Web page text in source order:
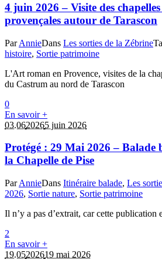
4 juin 2026 – Visite des
provençales autour de Tarascon
ParAnnieDans Les sorties de la Zébrine
histoire, Sortie patrimoine
L'Art roman en Provence, visites de la
du Castrum au nord de Tarascon
0
En savoir +
03.0620265 juin 2026
Protégé : 29 Mai 2026 – Balade
la Chapelle de Pise
ParAnnieDans Itinéraire balade, Les
2026, Sortie nature, Sortie patrimoine
Il n’y a pas d’extrait, car cette publication
2
En savoir +
19.05202619 mai 2026